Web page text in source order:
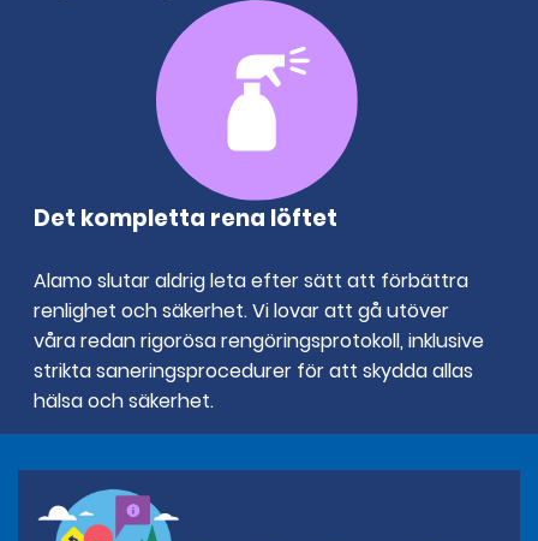
Det kompletta rena löftet
Alamo slutar aldrig leta efter sätt att förbättra
renlighet och säkerhet. Vi lovar att gå utöver
våra redan rigorösa rengöringsprotokoll, inklusive
strikta saneringsprocedurer för att skydda allas
hälsa och säkerhet.